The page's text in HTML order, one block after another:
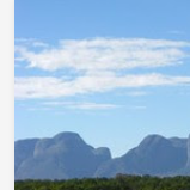
Ele, a
apresentar as
preocupações,
responder,
vontade.